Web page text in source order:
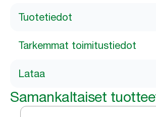
Tuotetiedot
Tarkemmat toimitustiedot
Lataa
Samankaltaiset